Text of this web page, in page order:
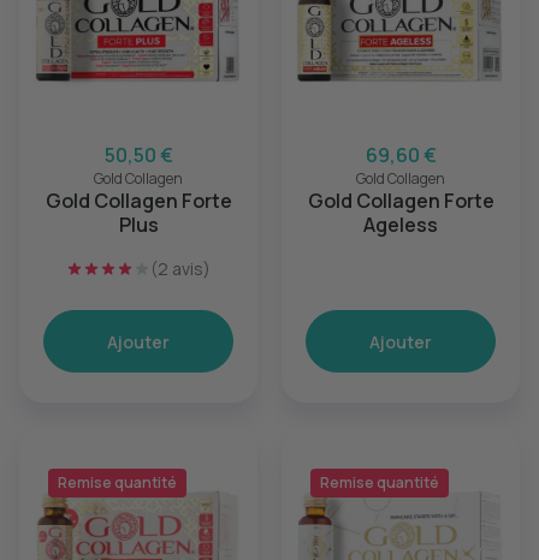
50,50 €
Gold Collagen
Gold Collagen Forte
Plus
(2 avis)
Ajouter
69,60 €
Gold Collagen
Gold Collagen Forte
Ageless
Ajouter
Remise quantité Remise quantité